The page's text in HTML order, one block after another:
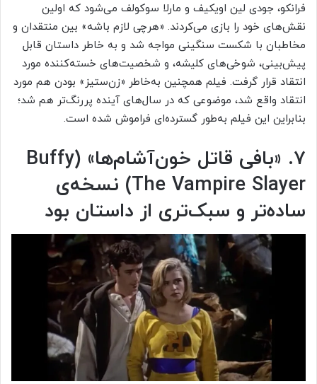
فرانکو، جودی لین اویکیف و مارلا سوکولف می‌شود که اولین
نقش‌های خود را بازی می‌کردند. «هرچی لازم باشه» بین منتقدان و
مخاطبان با شکست سنگینی مواجه شد و به‌ خاطر داستان قابل
پیش‌بینی، شوخی‌های کلیشه، و شخصیت‌های خسته‌کننده مورد
انتقاد قرار گرفت. فیلم همچنین به‌خاطر «زن‌ستیز» بودن هم مورد
انتقاد واقع شد، موضوعی که در سال‌های آینده پررنگ‌تر هم شد؛
بنابراین این فیلم به‌طور گسترده‌ای فراموش شده است.
۷. «بافی قاتل خون‌آشام‌ها» (
Buffy
The Vampire Slayer
) نسخه‌ی
ساده‌تر و سبک‌تری از داستان بود